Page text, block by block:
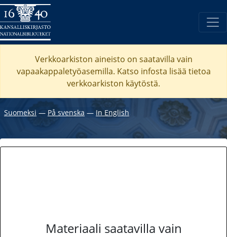
Verkkoarkiston aineisto on saatavilla vain
vapaakappaletyöasemilla. Katso infosta lisää tietoa
verkkoarkiston käytöstä.
Suomeksi ― På svenska ― In English
Materiaali saatavilla vain